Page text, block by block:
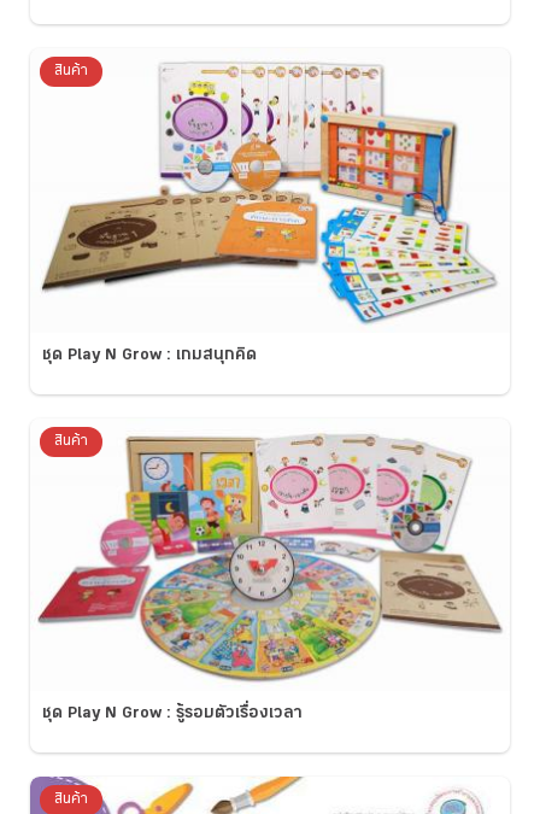
ชุด Play N Grow : เกมสนุกคิด
สินค้า
ชุด Play N Grow : รู้รอบตัวเรื่องเวลา
สินค้า
สินค้า